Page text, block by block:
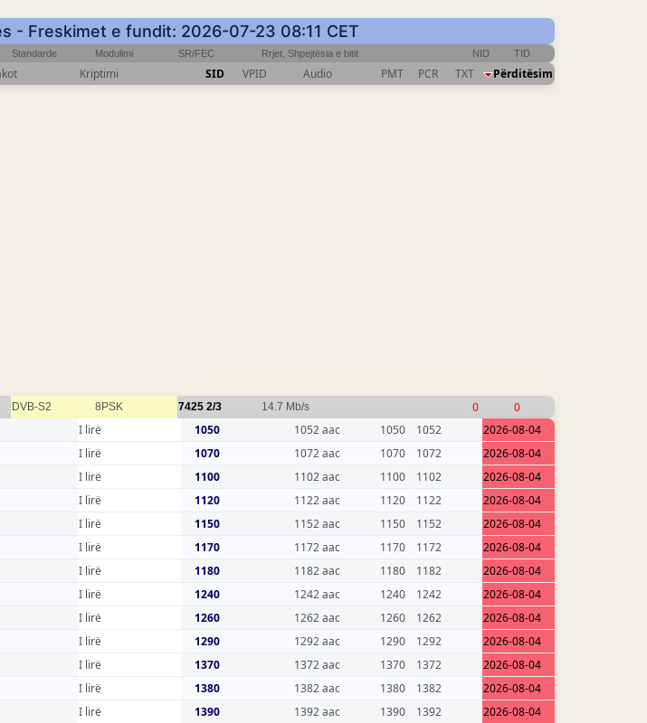
- Freskimet e fundit: 2026-07-23 08:11 CET
Standarde Modulimi SR/FEC Rrjet, Shpejtësia e bitit NID TID
Kriptimi SID VPID Audio PMT PCR TXT Përditësim
DVB-S2 8PSK 7425 2/3 14.7 Mb/s 0
0
I lirë 1050 1052 aac 1050 1052
2026-08-04
I lirë 1070 1072 aac 1070 1072
2026-08-04
I lirë 1100 1102 aac 1100 1102
2026-08-04
I lirë 1120 1122 aac 1120 1122
2026-08-04
I lirë 1150 1152 aac 1150 1152
2026-08-04
I lirë 1170 1172 aac 1170 1172
2026-08-04
I lirë 1180 1182 aac 1180 1182
2026-08-04
I lirë 1240 1242 aac 1240 1242
2026-08-04
I lirë 1260 1262 aac 1260 1262
2026-08-04
I lirë 1290 1292 aac 1290 1292
2026-08-04
I lirë 1370 1372 aac 1370 1372
2026-08-04
I lirë 1380 1382 aac 1380 1382
2026-08-04
I lirë 1390 1392 aac 1390 1392
2026-08-04